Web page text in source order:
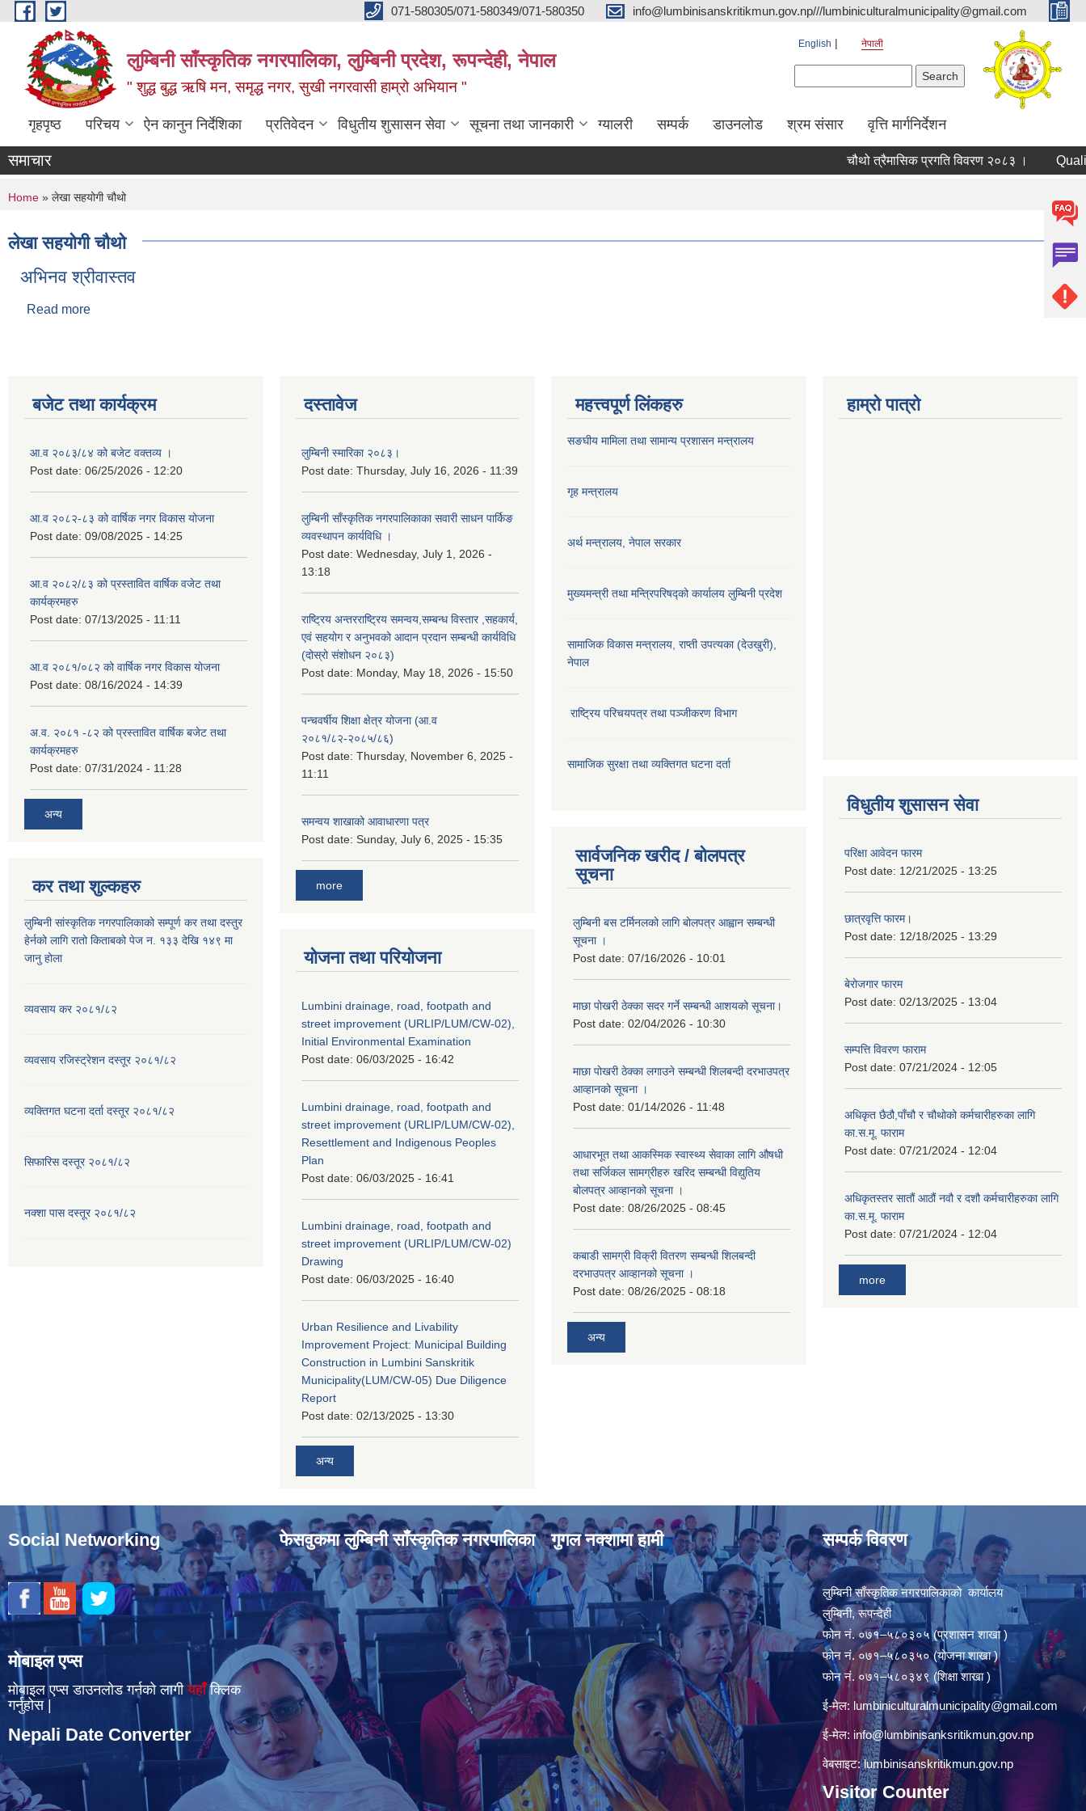
Skip to main content 071-580305/071-580349/071-580350 info@lumbinisanskritikmun.gov.np///lumbiniculturalmunicipality@gmail.com
लुम्बिनी साँस्कृतिक नगरपालिका, लुम्बिनी प्रदेश, रूपन्देही, नेपाल
" शुद्ध बुद्ध ऋषि मन, समृद्ध नगर, सुखी नगरवासी हाम्रो अभियान "
English नेपाली
गृहपृष्ठ परिचय ऐन कानुन निर्देशिका प्रतिवेदन विधुतीय शुसासन सेवा सूचना तथा जानकारी ग्यालरी सम्पर्क डाउनलोड श्रम संसार वृत्ति मार्गनिर्देशन
समाचार चौथो त्रैमासिक प्रगति विवरण २०८३ । Qualified
You are here
Home » लेखा सहयोगी चौथो
लेखा सहयोगी चौथो
अभिनव श्रीवास्तव
Read more
बजेट तथा कार्यक्रम
आ.व २०८३/८४ को बजेट वक्तव्य ।
Post date: 06/25/2026 - 12:20
आ.व २०८२-८३ को वार्षिक नगर विकास योजना
Post date: 09/08/2025 - 14:25
आ.व २०८२/८३ को प्रस्तावित वार्षिक वजेट तथा
कार्यक्रमहरु
Post date: 07/13/2025 - 11:11
आ.व २०८१/०८२ को वार्षिक नगर विकास योजना
Post date: 08/16/2024 - 14:39
अ.व. २०८१ -८२ को प्रस्तावित वार्षिक बजेट तथा
कार्यक्रमहरु
Post date: 07/31/2024 - 11:28
अन्य
कर तथा शुल्कहरु
लुम्बिनी सांस्कृतिक नगरपालिकाको सम्पूर्ण कर तथा दस्तुर
हेर्नको लागि रातो किताबको पेज न. १३३ देखि १४९ मा
जानु होला
व्यवसाय कर २०८१/८२
व्यवसाय रजिस्ट्रेशन दस्तूर २०८१/८२
व्यक्तिगत घटना दर्ता दस्तूर २०८१/८२
सिफारिस दस्तूर २०८१/८२
नक्शा पास दस्तूर २०८१/८२
दस्तावेज
लुम्बिनी स्मारिका २०८३।
Post date: Thursday, July 16, 2026 - 11:39
लुम्बिनी साँस्कृतिक नगरपालिकाका सवारी साधन पार्किङ
व्यवस्थापन कार्यविधि ।
Post date: Wednesday, July 1, 2026 -
13:18
राष्ट्रिय अन्तरराष्ट्रिय समन्वय,सम्बन्ध विस्तार ,सहकार्य,
एवं सहयोग र अनुभवको आदान प्रदान सम्बन्धी कार्यविधि
(दोस्रो संशोधन २०८३)
Post date: Monday, May 18, 2026 - 15:50
पन्चवर्षीय शिक्षा क्षेत्र योजना (आ.व
२०८१/८२-२०८५/८६)
Post date: Thursday, November 6, 2025 -
11:11
समन्वय शाखाको आवाधारणा पत्र
Post date: Sunday, July 6, 2025 - 15:35
more
योजना तथा परियोजना
Lumbini drainage, road, footpath and
street improvement (URLIP/LUM/CW-02),
Initial Environmental Examination
Post date: 06/03/2025 - 16:42
Lumbini drainage, road, footpath and
street improvement (URLIP/LUM/CW-02),
Resettlement and Indigenous Peoples
Plan
Post date: 06/03/2025 - 16:41
Lumbini drainage, road, footpath and
street improvement (URLIP/LUM/CW-02)
Drawing
Post date: 06/03/2025 - 16:40
Urban Resilience and Livability
Improvement Project: Municipal Building
Construction in Lumbini Sanskritik
Municipality(LUM/CW-05) Due Diligence
Report
Post date: 02/13/2025 - 13:30
अन्य
महत्त्वपूर्ण लिंकहरु
सङघीय मामिला तथा सामान्य प्रशासन मन्‍त्रालय
गृह मन्त्रालय
अर्थ मन्त्रालय, नेपाल सरकार
मुख्यमन्त्री तथा मन्त्रिपरिषद्को कार्यालय लुम्बिनी प्रदेश
सामाजिक विकास मन्‍‍त्रालय, राप्ती उपत्यका (देउखुरी),
नेपाल
राष्ट्रिय परिचयपत्र तथा पञ्जीकरण विभाग
सामाजिक सुरक्षा तथा व्यक्तिगत घटना दर्ता
सार्वजनिक खरीद / बोलपत्र
सूचना
लुम्बिनी बस टर्मिनलको लागि बोलपत्र आह्वान सम्बन्धी
सूचना ।
Post date: 07/16/2026 - 10:01
माछा पोखरी ठेक्का सदर गर्ने सम्बन्धी आशयको सूचना।
Post date: 02/04/2026 - 10:30
माछा पोखरी ठेक्का लगाउने सम्बन्धी शिलबन्दी दरभाउपत्र
आव्हानको सूचना ।
Post date: 01/14/2026 - 11:48
आधारभूत तथा आकस्मिक स्वास्थ्य सेवाका लागि औषधी
तथा सर्जिकल सामग्रीहरु खरिद सम्बन्धी विद्युतिय
बोलपत्र आव्हानको सूचना ।
Post date: 08/26/2025 - 08:45
कबाडी सामग्री विक्री वितरण सम्बन्धी शिलबन्दी
दरभाउपत्र आव्हानको सूचना ।
Post date: 08/26/2025 - 08:18
अन्य
हाम्रो पात्रो
विधुतीय शुसासन सेवा
परिक्षा आवेदन फारम
Post date: 12/21/2025 - 13:25
छात्रवृत्ति फारम।
Post date: 12/18/2025 - 13:29
बेरोजगार फारम
Post date: 02/13/2025 - 13:04
सम्पत्ति विवरण फाराम
Post date: 07/21/2024 - 12:05
अधिकृत छैठौ,पाँचौ र चौथोको कर्मचारीहरुका लागि
का.स.मू. फाराम
Post date: 07/21/2024 - 12:04
अधिकृतस्तर सातौं आठौं नवौ र दशौ कर्मचारीहरुका लागि
का.स.मू. फाराम
Post date: 07/21/2024 - 12:04
more
Social Networking
मोबाइल एप्स
मोबाइल एप्स डाउनलोड गर्नको लागीयहाँँक्लिक
गर्नुहोस |
Nepali Date Converter
फेसवुकमा लुम्बिनी साँस्कृतिक नगरपालिका गुगल नक्शामा हामी सम्पर्क विवरण
लुम्बिनी साँस्कृतिक नगरपालिकाको कार्यालय
लुम्बिनी, रूपन्देही
फोन नं. ०७१–५८०३०५ (प्रशासन शाखा )
फोन नं. ०७१–५८०३५० (योजना शाखा )
फोन नं. ०७१–५८०३४९ (शिक्षा शाखा )
ई-मेल: lumbiniculturalmunicipality@gmail.com
ई-मेल: info@lumbinisanksritikmun.gov.np
वेबसाइट: lumbinisanskritikmun.gov.np
Visitor Counter